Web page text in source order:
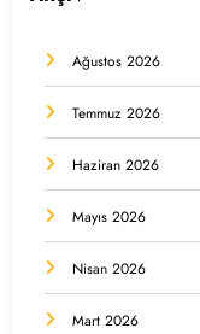
Ağustos 2026
Temmuz 2026
Haziran 2026
Mayıs 2026
Nisan 2026
Mart 2026